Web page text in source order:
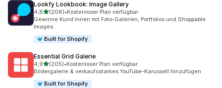
Lookfy Lookbook: Image Gallery
4,8von 5 Sternen
(208)
208 Rezensionen insgesamt
•Kostenloser Plan verfügbar
Gewinne Kund:innen mit Foto-Galerien, Portfolios und Shoppable
Images.
Built for Shopify
Essential Grid Galerie
4,9von 5 Sternen
(205)
205 Rezensionen insgesamt
•Kostenloser Plan verfügbar
Bildergalerie & verkaufsstarkes YouTube-Karussell hinzufügen
Built for Shopify